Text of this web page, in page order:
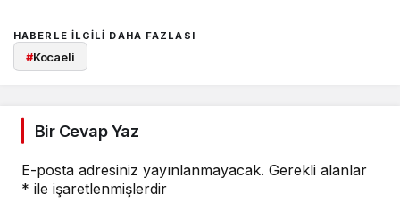
HABERLE ILGILI DAHA FAZLASI
#Kocaeli
Bir Cevap Yaz
E-posta adresiniz yayınlanmayacak. Gerekli alanlar
* ile işaretlenmişlerdir